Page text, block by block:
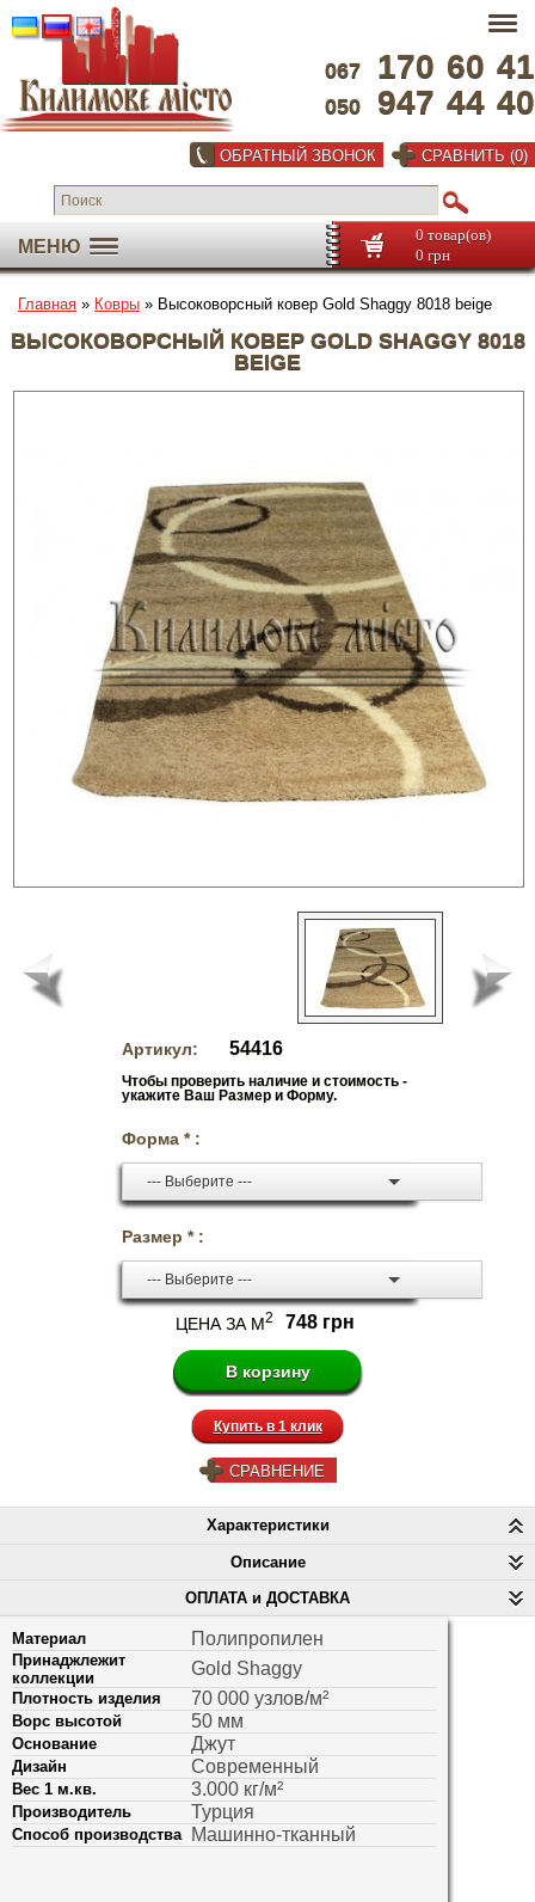
067 170 60 41
050 947 44 40
ОБРАТНЫЙ ЗВОНОК СРАВНИТЬ (0)
МЕНЮ
0 товар(ов)
0 грн
Главная » Ковры » Высоковорсный ковер Gold Shaggy 8018 beige
ВЫСОКОВОРСНЫЙ КОВЕР GOLD SHAGGY 8018
BEIGE
Артикул: 54416
Чтобы проверить наличие и стоимость -
укажите Ваш Размер и Форму.
Форма * :
--- Выберите ---
Размер * :
--- Выберите ---
ЦЕНА ЗА М2 748 грн
Купить в 1 клик
СРАВНЕНИЕ
Характеристики
Описание
ОПЛАТА и ДОСТАВКА
Материал Полипропилен
Принаджлежит
коллекции
Gold Shaggy
Плотность изделия 70 000 узлов/м²
Ворс высотой 50 мм
Основание Джут
Дизайн Современный
Вес 1 м.кв. 3.000 кг/м²
Производитель Турция
Способ производства Машинно-тканный